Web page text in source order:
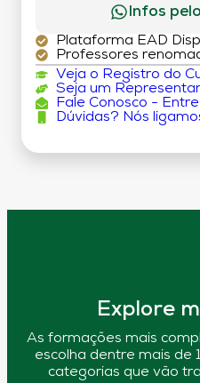
Infos
Plataforma EAD
Professores
Veja o Registro do
Seja um
Fale Conosco -
Dúvidas? Nós
Explore
As formações mais
escolha dentre mais de
categorias que vão